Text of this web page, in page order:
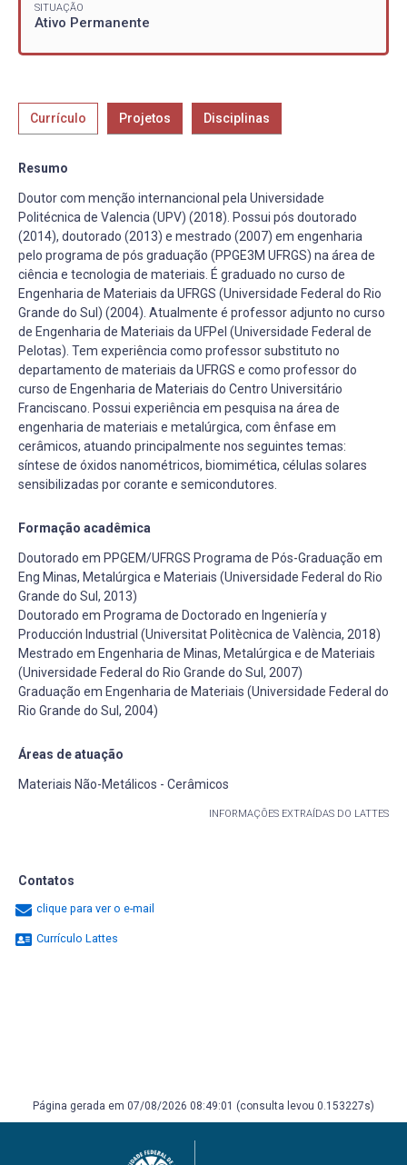
SITUAÇÃO
Ativo Permanente
Currículo Projetos Disciplinas
Resumo
Doutor com menção internancional pela Universidade
Politécnica de Valencia (UPV) (2018). Possui pós doutorado
(2014), doutorado (2013) e mestrado (2007) em engenharia
pelo programa de pós graduação (PPGE3M UFRGS) na área de
ciência e tecnologia de materiais. É graduado no curso de
Engenharia de Materiais da UFRGS (Universidade Federal do Rio
Grande do Sul) (2004). Atualmente é professor adjunto no curso
de Engenharia de Materiais da UFPel (Universidade Federal de
Pelotas). Tem experiência como professor substituto no
departamento de materiais da UFRGS e como professor do
curso de Engenharia de Materiais do Centro Universitário
Franciscano. Possui experiência em pesquisa na área de
engenharia de materiais e metalúrgica, com ênfase em
cerâmicos, atuando principalmente nos seguintes temas:
síntese de óxidos nanométricos, biomimética, células solares
sensibilizadas por corante e semicondutores.
Formação acadêmica
Doutorado em PPGEM/UFRGS Programa de Pós-Graduação em
Eng Minas, Metalúrgica e Materiais (Universidade Federal do Rio
Grande do Sul, 2013)
Doutorado em Programa de Doctorado en Ingeniería y
Producción Industrial (Universitat Politècnica de València, 2018)
Mestrado em Engenharia de Minas, Metalúrgica e de Materiais
(Universidade Federal do Rio Grande do Sul, 2007)
Graduação em Engenharia de Materiais (Universidade Federal do
Rio Grande do Sul, 2004)
Áreas de atuação
Materiais Não-Metálicos - Cerâmicos
INFORMAÇÕES EXTRAÍDAS DO LATTES
Contatos
clique para ver o e-mail
Currículo Lattes
Página gerada em 07/08/2026 08:49:01 (consulta levou 0.153227s)